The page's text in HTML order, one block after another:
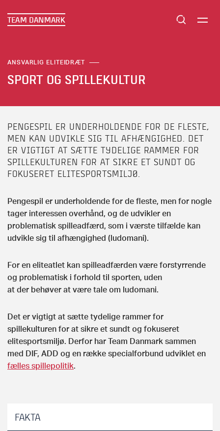
TEAM DANMARK
ANSVARLIG ELITEIDRÆT
SPORT OG SPILLEKULTUR
PENGESPIL ER UNDERHOLDENDE FOR DE FLESTE,
MEN KAN UDVIKLE SIG TIL AFHÆNGIGHED. DET
ER VIGTIGT AT SÆTTE TYDELIGE RAMMER FOR
SPILLEKULTUREN FOR AT SIKRE ET SUNDT OG
FOKUSERET ELITESPORTSMILJØ.
Pengespil er underholdende for de fleste, men for nogle
tager interessen overhånd, og de udvikler en
problematisk spilleadfærd, som i værste tilfælde kan
udvikle sig til afhængighed (ludomani).
For en eliteatlet kan spilleadfærden være forstyrrende
og problematisk i forhold til sporten, uden
at der behøver at være tale om ludomani.
Det er vigtigt at sætte tydelige rammer for
spillekulturen for at sikre et sundt og fokuseret
elitesportsmiljø. Derfor har Team Danmark sammen
med DIF, ADD og en række specialforbund udviklet en
fælles spillepolitik.
FAKTA